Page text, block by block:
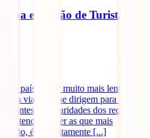
e Cartão de Turista –
no país ter ser muito mais lenta do
viajantes se dirigem para a
peculiaridades dos requisitos
que tendem a ser as que mais
lado, é absolutamente [...]